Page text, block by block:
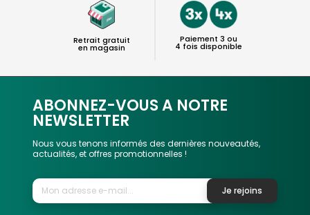
Retrait gratuit
en magasin
Paiement 3 ou
4 fois disponible
ABONNEZ-VOUS A NOTRE
NEWSLETTER
Nous vous tenons informés des dernières nouveautés,
actualités, et offres promotionnelles !
Je rejoins